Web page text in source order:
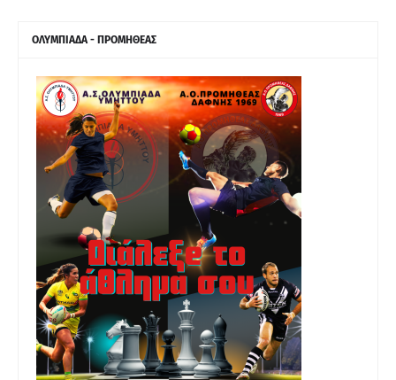
ΟΛΥΜΠΙΑΔΑ - ΠΡΟΜΗΘΕΑΣ